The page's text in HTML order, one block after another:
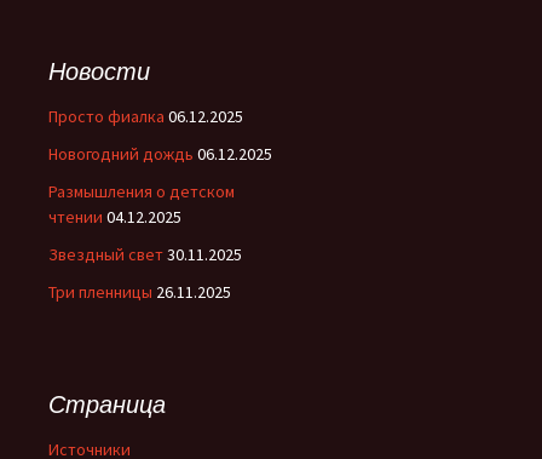
Новости
Просто фиалка 06.12.2025
Новогодний дождь 06.12.2025
Размышления о детском
чтении 04.12.2025
Звездный свет30.11.2025
Три пленницы 26.11.2025
Страница
Источники